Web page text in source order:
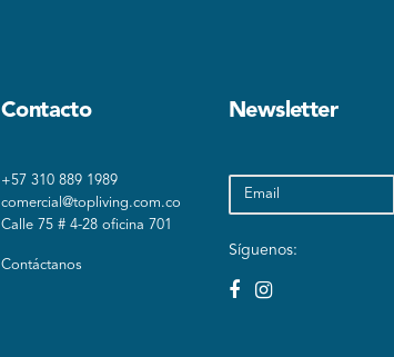
Contacto
+57 310 889 1989
comercial@topliving.com.co
Calle 75 # 4-28 oficina 701
Contáctanos
Newsletter
Síguenos: